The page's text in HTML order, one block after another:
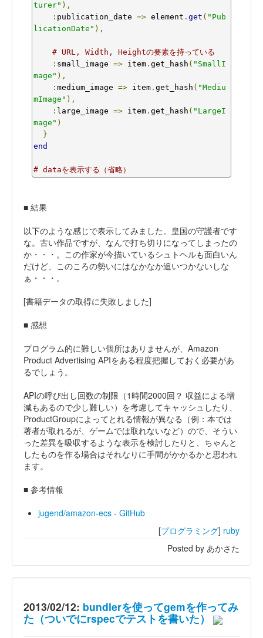
turer" ),
: publication_date => element . get ( "Pub
licationDate" ),
# URL, Width, Heightの要素を持っている
: small_image => item . get_hash ( "SmallI
mage" ),
: medium_image => item . get_hash ( "Mediu
mImage" ),
: large_image => item . get_hash ( "LargeI
mage" )
}
end
# dataを表示する（省略）
■ 結果
以下のような感じで表示してみました。皇国の守護者です
な。古い作品ですが、なんで打ち切りになってしまったの
か・・・。この作家が今描いているシュトヘルも面白いん
だけど、このころの勢いにはなかなか追いつかないしな
ぁ・・・。
[書籍データの取得に失敗しました]
■ 感想
プログラム的に難しい個所はありませんが、Amazon
Product Advertising APIをある程度把握しておく必要があ
るでしょう。
APIの呼び出し回数の制限（1時間2000回？ 収益による増
減もあるので少し難しい）を考慮してキャッシュしたり、
ProductGroupによってとれる情報が異なる（例：本では
著者が取れるが、ゲームでは取れないなど）ので、そうい
った差異を吸収するような表示を検討したりと、ちゃんと
したものを作る場合はそれなりに手間がかかるかと思われ
ます。
■ 参考情報
jugend/amazon-ecs - GitHub
[プログラミング] ruby
Posted by あかさた
2013/02/12: bundlerを使ってgemを作ってみ
た（ついでにrspecでテストを書いた）